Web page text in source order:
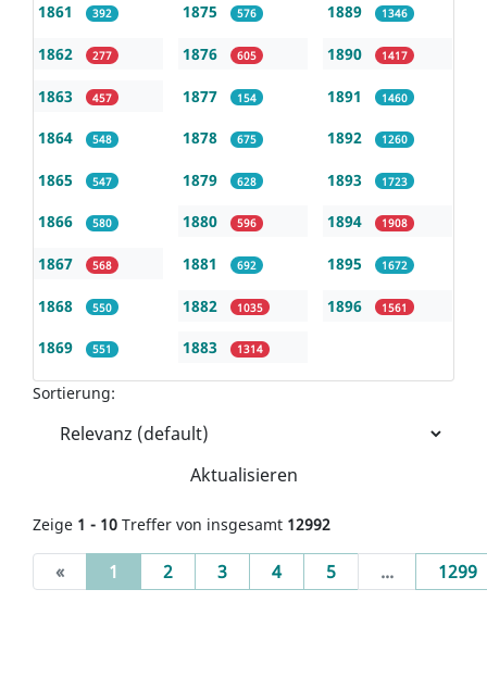
1861 392
1862 277
1863 457
1864 548
1865 547
1866 580
1867 568
1868 550
1869 551
1875 576
1876 605
1877 154
1878 675
1879 628
1880 596
1881 692
1882 1035
1883 1314
1889 1346
1890 1417
1891 1460
1892 1260
1893 1723
1894 1908
1895 1672
1896 1561
Sortierung:
Aktualisieren
Zeige 1 - 10 Treffer von insgesamt 12992
« 1 (current)
2 3 4 5 ... 1299